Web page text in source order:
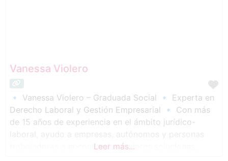
Vanessa Violero
🔹 Vanessa Violero – Graduada Social 🔹 Experta en
Derecho Laboral y Gestión Empresarial 🔹 Con más
de 15 años de experiencia en el ámbito jurídico-
trabajadoras a encontrar las mejores soluciones,
Leer más...